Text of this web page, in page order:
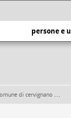
persone e
ai volontari delle forze armate